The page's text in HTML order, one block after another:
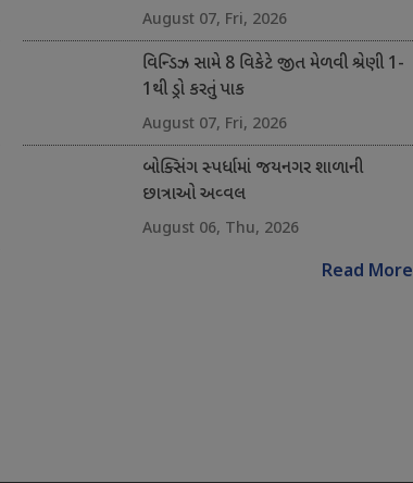
August 07, Fri, 2026
વિન્ડિઝ સામે 8 વિકેટે જીત મેળવી શ્રેણી 1-
1થી ડ્રો કરતું પાક
August 07, Fri, 2026
બોક્સિંગ સ્પર્ધામાં જયનગર શાળાની
છાત્રાઓ અવ્વલ
August 06, Thu, 2026
Read More